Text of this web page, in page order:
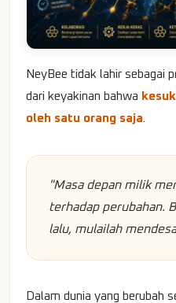
NeyBee tidak lahir sebagai
dari keyakinan bahwa
oleh satu orang saja
"Masa depan milik
terhadap perubahan.
lalu, mulailah
Dalam dunia yang berubah